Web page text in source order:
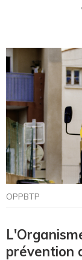
OPPBTP
prévention